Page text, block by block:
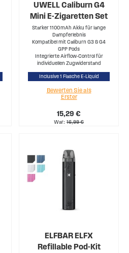
UWELL Caliburn G4
Mini E-Zigaretten Set
Starker 1100 mAh Akku für lange
Dampferlebnis
Kompatibel mit Caliburn G3 & G4
GPP Pods
Integrierte Airflow‑Control für
individuellen Zugwiderstand
Inclusive 1 Flasche E-Liquid
15,29 €
War 16,99 €
Bewerten Sie als
Erster
ELFBAR ELFX
Refillable Pod-Kit